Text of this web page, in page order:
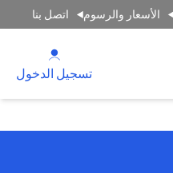
الأسعار والرسوم اتصل بنا
تسجيل الدخول